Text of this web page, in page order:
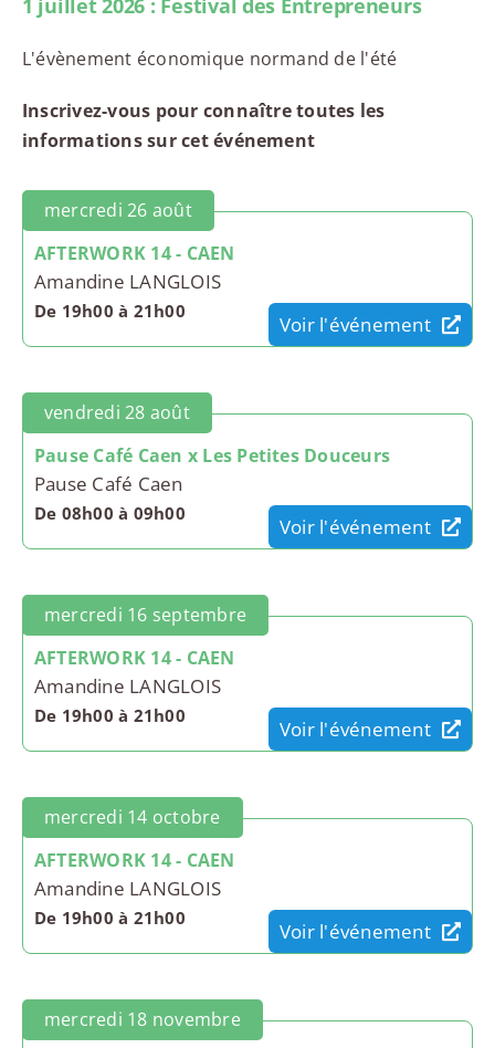
1 juillet 2026 : Festival des Entrepreneurs
L'évènement économique normand de l'été
Inscrivez-vous pour connaître toutes les
informations sur cet événement
mercredi 26 août
AFTERWORK 14 - CAEN
Amandine LANGLOIS
De 19h00 à 21h00
Voir l'événement
vendredi 28 août
Pause Café Caen x Les Petites Douceurs
Pause Café Caen
De 08h00 à 09h00
Voir l'événement
mercredi 16 septembre
AFTERWORK 14 - CAEN
Amandine LANGLOIS
De 19h00 à 21h00
Voir l'événement
mercredi 14 octobre
AFTERWORK 14 - CAEN
Amandine LANGLOIS
De 19h00 à 21h00
Voir l'événement
mercredi 18 novembre